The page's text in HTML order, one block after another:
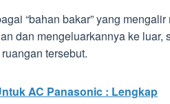
“bahan bakar” yang
dan mengeluarkannya ke luar,
tersebut.
AC Panasonic : Lengkap